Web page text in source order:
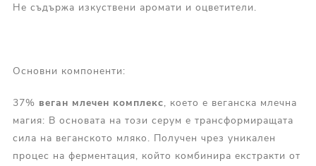
Не съдържа изкуствени аромати и оцветители.
Основни компоненти:
37% веган млечен комплекс, което е веганска млечна
магия: В основата на този серум е трансформиращата
сила на веганското мляко. Получен чрез уникален
процес на ферментация, който комбинира екстракти от